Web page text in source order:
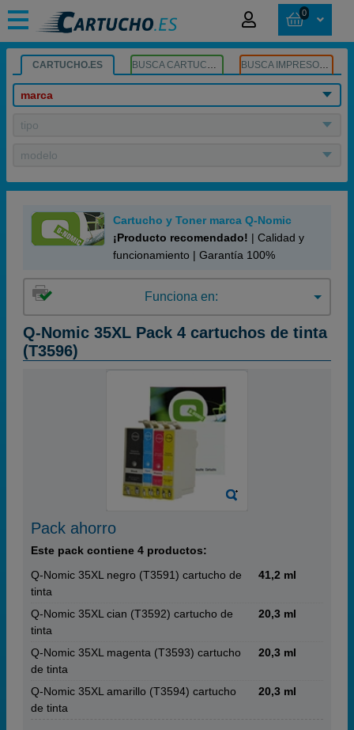
0
CARTUCHO.ES BUSCA CARTUCHOS BUSCA IMPRESORA
marca
tipo
modelo
Cartucho y Toner marca Q-Nomic
¡Producto recomendado! | Calidad y
funcionamiento | Garantía 100%
Funciona en:
Q-Nomic 35XL Pack 4 cartuchos de tinta
(T3596)
Pack ahorro
Este pack contiene 4 productos:
Q-Nomic 35XL negro (T3591) cartucho de
tinta
41,2 ml
Q-Nomic 35XL cian (T3592) cartucho de
tinta
20,3 ml
Q-Nomic 35XL magenta (T3593) cartucho
de tinta
20,3 ml
Q-Nomic 35XL amarillo (T3594) cartucho
de tinta
20,3 ml